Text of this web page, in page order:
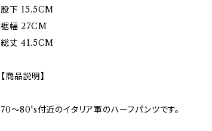
股下 15.5CM
裾幅 27CM
総丈 41.5CM
【商品説明】
70〜80's付近のイタリア軍のハーフパンツです。